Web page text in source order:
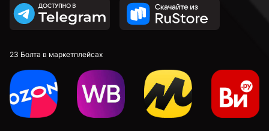
23 Болта в маркетплейсах